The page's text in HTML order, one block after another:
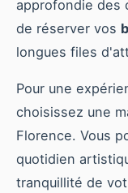
approfondie des
de réserver vos
longues files
Pour une
choisissez une
Florence. Vous
quotidien
tranquillité de